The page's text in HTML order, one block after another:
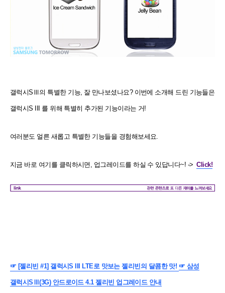
갤럭시SⅢ의 특별한 기능, 잘 만나보셨나요? 이번에 소개해 드린 기능들은
갤럭시S III 를 위해 특별히 추가된 기능이라는 거!
여러분도 얼른 새롭고 특별한 기능들을 경험해보세요.
지금 바로 여기를 클릭하시면, 업그레이드를 하실 수 있답니다~! ->Click!
☞ [젤리빈 #1] 갤럭시S III LTE로 맛보는 젤리빈의 달콤한 맛! ☞ 삼성
갤럭시SⅢ(3G) 안드로이드 4.1 젤리빈 업그레이드 안내